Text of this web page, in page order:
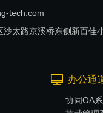
tech.com
沙太路京溪桥东侧新百佳
办公通
协同OA